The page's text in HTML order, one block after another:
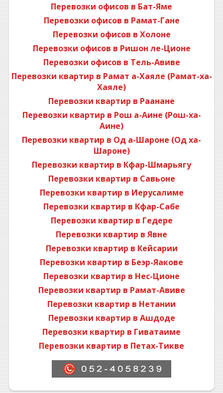
Перевозки офисов в Бат-Яме
Перевозки офисов в Рамат-Гане
Перевозки офисов в Холоне
Перевозки офисов в Ришон ле-Ционе
Перевозки офисов в Тель-Авиве
Перевозки квартир в Рамат а-Хаяле (Рамат-ха-
Хаяле)
Перевозки квартир в Раанане
Перевозки квартир в Рош а-Аине (Рош-ха-
Аине)
Перевозки квартир в Од а-Шароне (Од ха-
Шароне)
Перевозки квартир в Кфар-Шмарьягу
Перевозки квартир в Савьоне
Перевозки квартир в Иерусалиме
Перевозки квартир в Кфар-Сабе
Перевозки квартир в Гедере
Перевозки квартир в Явне
Перевозки квартир в Кейсарии
Перевозки квартир в Беэр-Яакове
Перевозки квартир в Нес-Ционе
Перевозки квартир в Рамат-Авиве
Перевозки квартир в Нетании
Перевозки квартир в Ашдоде
Перевозки квартир в Гиватаиме
Перевозки квартир в Петах-Тикве